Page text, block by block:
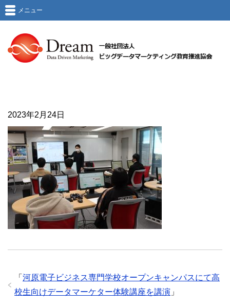
メニュー
2023年2月24日
「 河原電子ビジネス専門学校オープンキャンパスにて高
校生向けデータマーケター体験講座を講演 」